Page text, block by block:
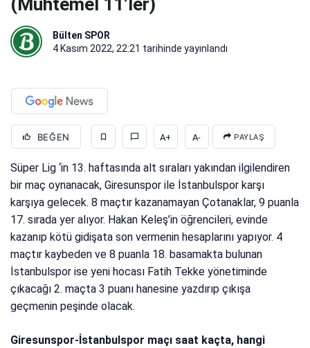
(Muhtemel 11’ler)
Bülten SPOR
4 Kasım 2022, 22:21 tarihinde yayınlandı
BEĞEN A+ A- PAYLAŞ
Süper Lig ‘in 13. haftasında alt sıraları yakından ilgilendiren
bir maç oynanacak, Giresunspor ile İstanbulspor karşı
karşıya gelecek. 8 maçtır kazanamayan Çotanaklar, 9 puanla
17. sırada yer alıyor. Hakan Keleş’in öğrencileri, evinde
kazanıp kötü gidişata son vermenin hesaplarını yapıyor. 4
maçtır kaybeden ve 8 puanla 18. basamakta bulunan
İstanbulspor ise yeni hocası Fatih Tekke yönetiminde
çıkacağı 2. maçta 3 puanı hanesine yazdırıp çıkışa
geçmenin peşinde olacak.
Giresunspor-İstanbulspor maçı saat kaçta, hangi